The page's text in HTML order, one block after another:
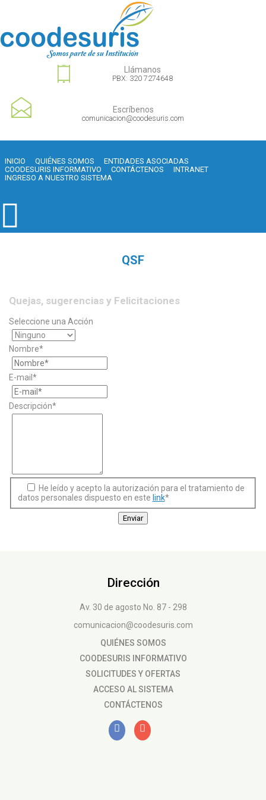
Llámanos
PBX: 320 7274648
Escríbenos
comunicacion@coodesuris.com
INICIO QUIÉNES SOMOS
ENTIDADES ASOCIADAS
COODESURIS INFORMATIVO
CONTÁCTENOS
INTRANET
INGRESO A NUESTRO SISTEMA
QSF
Quejas, sugerencias y Felicitaciones
Seleccione una Acción
Nombre*
E-mail*
Descripción*
He leído y acepto la autorización para el tratamiento de
datos personales dispuesto en este link*
Enviar
Dirección
Av. 30 de agosto No. 87 - 298
comunicacion@coodesuris.com
QUIÉNES SOMOS
COODESURIS INFORMATIVO
SOLICITUDES Y OFERTAS
ACCESO AL SISTEMA
CONTÁCTENOS